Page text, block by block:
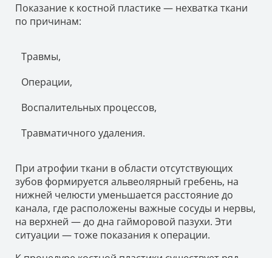
Показание к костной пластике — нехватка ткани
по причинам:
Травмы,
Операции,
Воспалительных процессов,
Травматичного удаления.
При атрофии ткани в области отсутствующих
зубов формируется альвеолярный гребень, на
нижней челюсти уменьшается расстояние до
канала, где расположены важные сосуды и нервы,
на верхней — до дна гайморовой пазухи. Эти
ситуации — тоже показания к операции.